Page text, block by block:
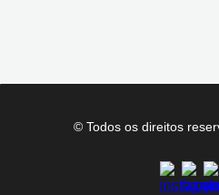
© Todos os direitos